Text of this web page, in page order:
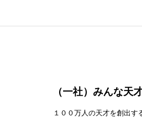
（一社）みんな天
１００万人の天才を創出す